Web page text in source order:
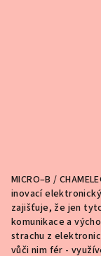
MICRO–B /
inovací
zajišťuje, že jen
komunikace a
strachu z
vůči nim fér -